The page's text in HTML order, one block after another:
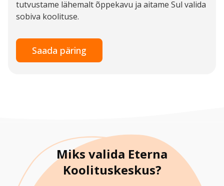
tutvustame lähemalt õppekavu ja aitame Sul valida
sobiva koolituse.
Saada päring
Miks valida Eterna
Koolituskeskus?